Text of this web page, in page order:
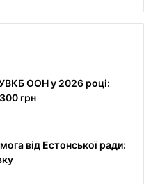
ООН у 2026 році:
грн
від Естонської ради: